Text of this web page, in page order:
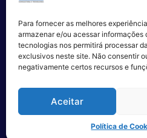
Para fornecer as melhores
armazenar e/ou acessar
tecnologias nos permitirá processar
exclusivos neste site. Não consentir
negativamente certos recursos e
Aceitar
Política de
Alameda Campinas,
São Paulo